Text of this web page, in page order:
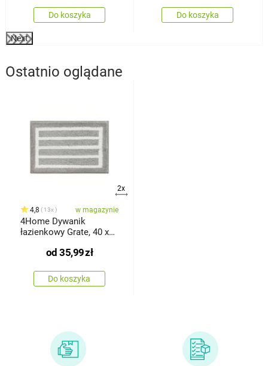
Do koszyka Do koszyka
Next
Ostatnio oglądane
2x
4,8 13x w magazynie
4Home Dywanik
łazienkowy Grate, 40 x
od 35,99zł
Do koszyka